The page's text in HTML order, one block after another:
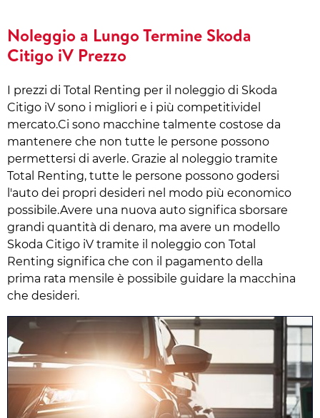
Noleggio a Lungo Termine Skoda
Citigo iV Prezzo
I prezzi di Total Renting per il noleggio di Skoda
Citigo iV sono i migliori e i più competitividel
mercato.Ci sono macchine talmente costose da
mantenere che non tutte le persone possono
permettersi di averle. Grazie al noleggio tramite
Total Renting, tutte le persone possono godersi
l'auto dei propri desideri nel modo più economico
possibile.Avere una nuova auto significa sborsare
grandi quantità di denaro, ma avere un modello
Skoda Citigo iV tramite il noleggio con Total
Renting significa che con il pagamento della
prima rata mensile è possibile guidare la macchina
che desideri.